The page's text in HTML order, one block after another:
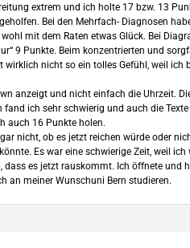
extrem und ich holte 17 bzw. 13
Bei den Mehrfach- Diagnosen
mit dem Raten etwas Glück. Bei
9 Punkte. Beim konzentrierten und
nicht so ein tolles Gefühl, weil
anzeigt und nicht einfach die Uhrzeit.
ich sehr schwierig und auch die
auch 16 Punkte holen.
nicht, ob es jetzt reichen würde oder
Es war eine schwierige Zeit, weil
es jetzt rauskommt. Ich öffnete
an meiner Wunschuni Bern studieren.